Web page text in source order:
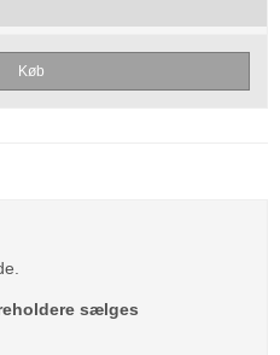
Køb
sælges